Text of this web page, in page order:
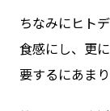
ちなみにヒト
食感にし、更
要するにあま